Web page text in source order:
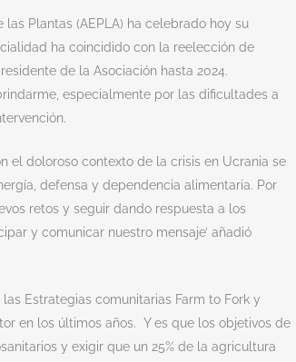
Plantas (AEPLA) ha celebrado hoy su
ha coincidido con la reelección de
de la Asociación hasta 2024.
especialmente por las dificultades a
el doloroso contexto de la crisis en Ucrania se
defensa y dependencia alimentaria. Por
retos y seguir dando respuesta a los
y comunicar nuestro mensaje’ añadió
Estrategias comunitarias Farm to Fork y
en los últimos años. Y es que los objetivos de
y exigir que un 25% de la agricultura